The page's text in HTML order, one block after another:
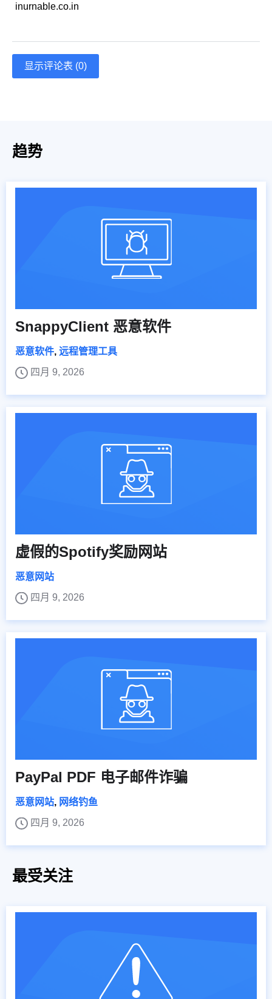
inurnable.co.in
显示评论表 (0)
趋势
SnappyClient 恶意软件
恶意软件, 远程管理工具
四月 9, 2026
虚假的Spotify奖励网站
恶意网站
四月 9, 2026
PayPal PDF 电子邮件诈骗
恶意网站, 网络钓鱼
四月 9, 2026
最受关注